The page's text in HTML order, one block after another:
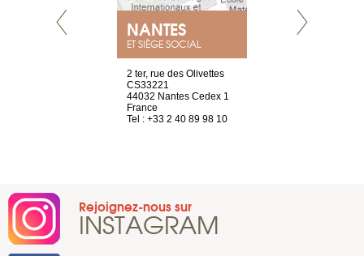
NANTES
ET SIÈGE SOCIAL
2 ter, rue des Olivettes
CS33221
44032 Nantes Cedex 1
France
Tel : +33 2 40 89 98 10
Rejoignez-nous sur
INSTAGRAM